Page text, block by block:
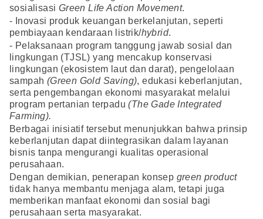
sosialisasi Green Life Action Movement.
- Inovasi produk keuangan berkelanjutan, seperti
pembiayaan kendaraan listrik/hybrid.
- Pelaksanaan program tanggung jawab sosial dan
lingkungan (TJSL) yang mencakup konservasi
lingkungan (ekosistem laut dan darat), pengelolaan
sampah (Green Gold Saving), edukasi keberlanjutan,
serta pengembangan ekonomi masyarakat melalui
program pertanian terpadu(The Gade Integrated
Farming).
Berbagai inisiatif tersebut menunjukkan bahwa prinsip
keberlanjutan dapat diintegrasikan dalam layanan
bisnis tanpa mengurangi kualitas operasional
perusahaan.
Dengan demikian, penerapan konsep green product
tidak hanya membantu menjaga alam, tetapi juga
memberikan manfaat ekonomi dan sosial bagi
perusahaan serta masyarakat.